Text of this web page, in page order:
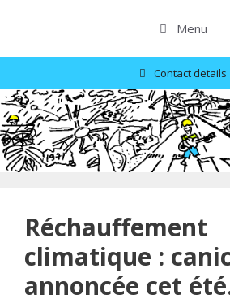
Menu
Contact details
Réchauffement
climatique :
annoncée cet